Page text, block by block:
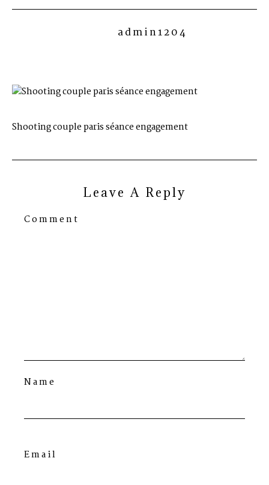
admin1204
Shooting couple paris séance engagement
Leave A Reply
Comment
Name
Email